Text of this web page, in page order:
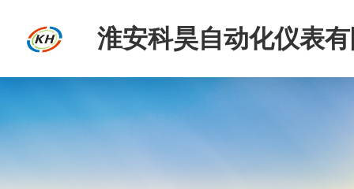
淮安科昊自动化仪表